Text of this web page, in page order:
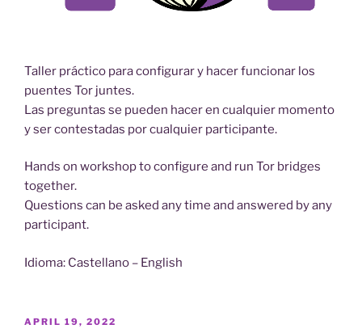
Taller práctico para configurar y hacer funcionar los
puentes Tor juntes.
Las preguntas se pueden hacer en cualquier momento
y ser contestadas por cualquier participante.
Hands on workshop to configure and run Tor bridges
together.
Questions can be asked any time and answered by any
participant.
Idioma: Castellano – English
POSTED
APRIL 19, 2022